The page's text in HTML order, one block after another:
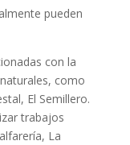
pueden
con la
como
El Semillero.
trabajos
La